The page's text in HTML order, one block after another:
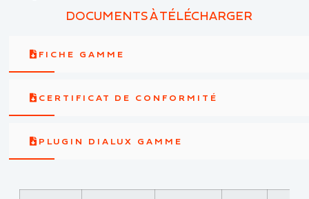
DOCUMENTS À TÉLÉCHARGER
FICHE GAMME
CERTIFICAT DE CONFORMITÉ
PLUGIN DIALUX GAMME